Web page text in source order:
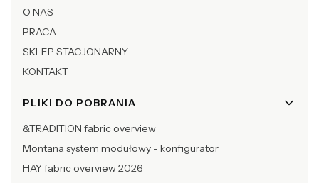
O NAS
PRACA
SKLEP STACJONARNY
KONTAKT
PLIKI DO POBRANIA
&TRADITION fabric overview
Montana system modułowy - konfigurator
HAY fabric overview 2026